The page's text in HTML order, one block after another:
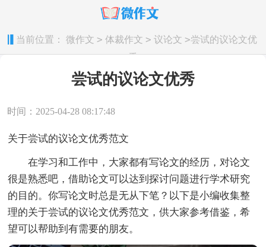
当前位置： 微作文 > 体裁作文 > 议论文 >尝试的议论文优
秀
尝试的议论文优秀
时间：2025-04-28 08:17:48
关于尝试的议论文优秀范文
在学习和工作中，大家都有写论文的经历，对论文
很是熟悉吧，借助论文可以达到探讨问题进行学术研究
的目的。你写论文时总是无从下笔？以下是小编收集整
理的关于尝试的议论文优秀范文，供大家参考借鉴，希
望可以帮助到有需要的朋友。